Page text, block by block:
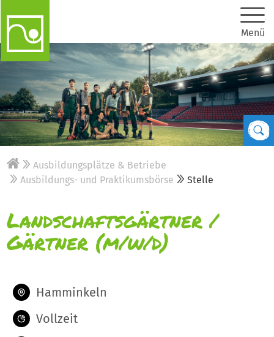
Menü
Ausbildungsplätze & Betriebe
Ausbildungs- und Praktikumsbörse
Stelle
Landschaftsgärtner /
Gärtner (m/w/d)
Hamminkeln
Vollzeit